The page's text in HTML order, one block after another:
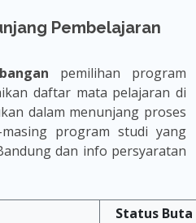
Pembelajaran
pemilihan program
daftar mata pelajaran di
dalam menunjang proses
program studi yang
dan info persyaratan
Status Buta